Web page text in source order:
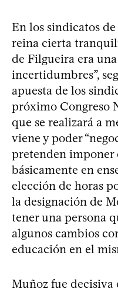
En los sindicatos
reina cierta
de Filgueira era
incertidumbres”,
apuesta de los
próximo Congreso
que se realizará a
viene y poder
pretenden imponer
básicamente en
elección de horas
la designación de
tener una persona
algunos cambios
educación en el
Muñoz fue decisiva